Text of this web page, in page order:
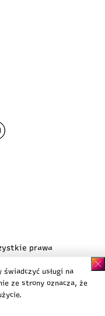
prawa
usługi na
ze strony oznacza, że